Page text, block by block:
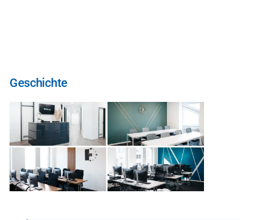
Geschichte